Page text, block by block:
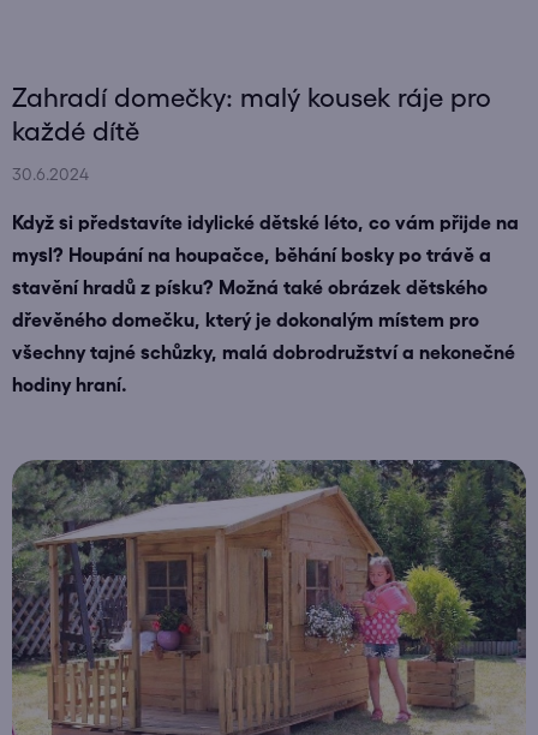
Zahradí domečky: malý kousek ráje pro
každé dítě
30.6.2024
Když si představíte idylické dětské léto, co vám přijde na
mysl? Houpání na houpačce, běhání bosky po trávě a
stavění hradů z písku? Možná také obrázek dětského
dřevěného domečku, který je dokonalým místem pro
všechny tajné schůzky, malá dobrodružství a nekonečné
hodiny hraní.